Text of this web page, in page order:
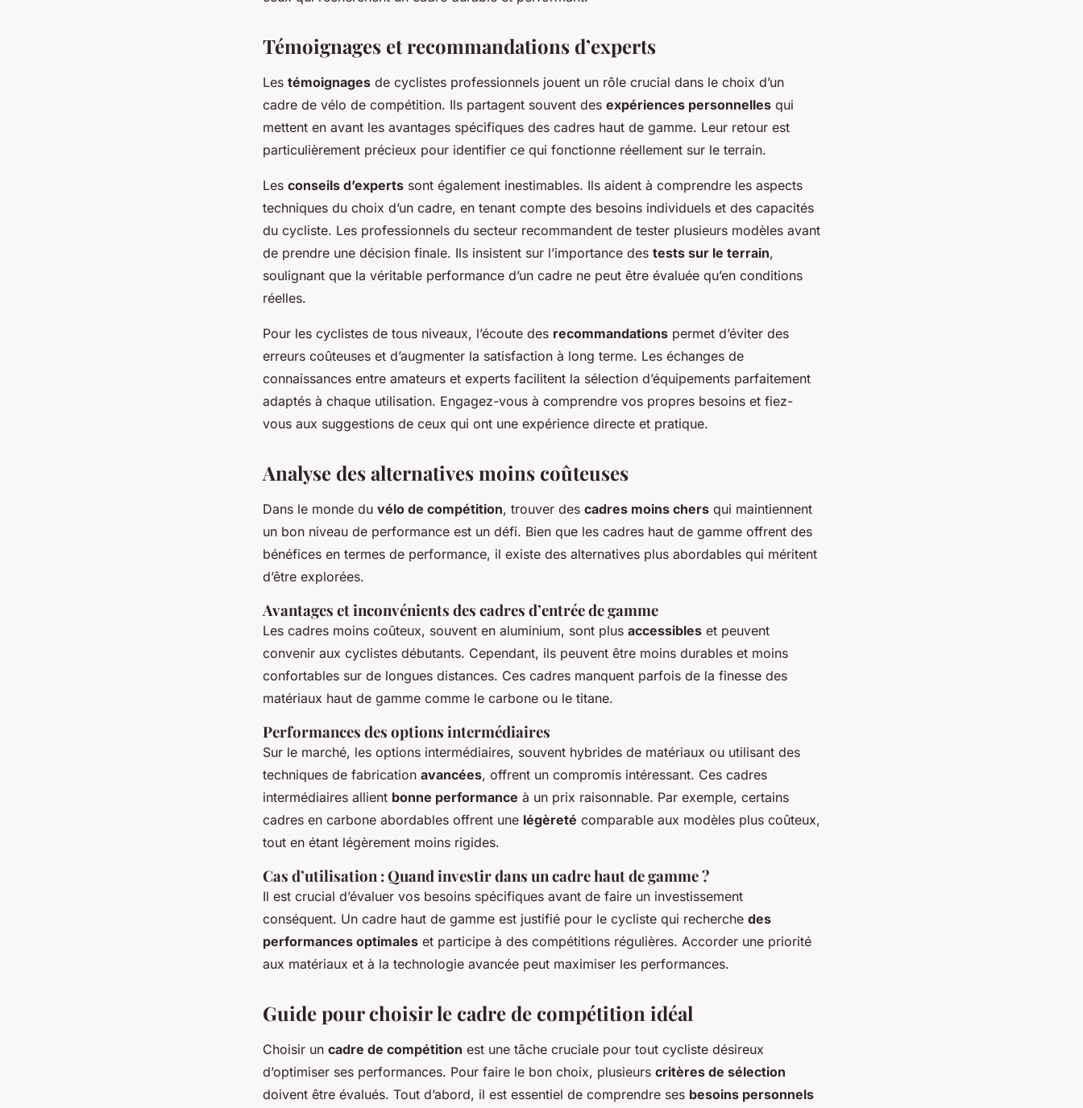
Témoignages et recommandations d’experts
Les témoignages de cyclistes professionnels jouent un rôle crucial dans le choix d’un
cadre de vélo de compétition. Ils partagent souvent des expériences personnelles qui
mettent en avant les avantages spécifiques des cadres haut de gamme. Leur retour est
particulièrement précieux pour identifier ce qui fonctionne réellement sur le terrain.
Les conseils d’experts sont également inestimables. Ils aident à comprendre les aspects
techniques du choix d’un cadre, en tenant compte des besoins individuels et des capacités
du cycliste. Les professionnels du secteur recommandent de tester plusieurs modèles avant
de prendre une décision finale. Ils insistent sur l’importance des tests sur le terrain,
soulignant que la véritable performance d’un cadre ne peut être évaluée qu’en conditions
réelles.
Pour les cyclistes de tous niveaux, l’écoute des recommandations permet d’éviter des
erreurs coûteuses et d’augmenter la satisfaction à long terme. Les échanges de
connaissances entre amateurs et experts facilitent la sélection d’équipements parfaitement
adaptés à chaque utilisation. Engagez-vous à comprendre vos propres besoins et fiez-
vous aux suggestions de ceux qui ont une expérience directe et pratique.
Analyse des alternatives moins coûteuses
Dans le monde du vélo de compétition, trouver des cadres moins chers qui maintiennent
un bon niveau de performance est un défi. Bien que les cadres haut de gamme offrent des
bénéfices en termes de performance, il existe des alternatives plus abordables qui méritent
d’être explorées.
Avantages et inconvénients des cadres d’entrée de gamme
Les cadres moins coûteux, souvent en aluminium, sont plus accessibles et peuvent
convenir aux cyclistes débutants. Cependant, ils peuvent être moins durables et moins
confortables sur de longues distances. Ces cadres manquent parfois de la finesse des
matériaux haut de gamme comme le carbone ou le titane.
Performances des options intermédiaires
Sur le marché, les options intermédiaires, souvent hybrides de matériaux ou utilisant des
techniques de fabrication avancées, offrent un compromis intéressant. Ces cadres
intermédiaires allient bonne performance à un prix raisonnable. Par exemple, certains
cadres en carbone abordables offrent une légèreté comparable aux modèles plus coûteux,
tout en étant légèrement moins rigides.
Cas d’utilisation : Quand investir dans un cadre haut de gamme ?
Il est crucial d’évaluer vos besoins spécifiques avant de faire un investissement
conséquent. Un cadre haut de gamme est justifié pour le cycliste qui recherche des
performances optimales et participe à des compétitions régulières. Accorder une priorité
aux matériaux et à la technologie avancée peut maximiser les performances.
Guide pour choisir le cadre de compétition idéal
Choisir un cadre de compétition est une tâche cruciale pour tout cycliste désireux
d’optimiser ses performances. Pour faire le bon choix, plusieurs critères de sélection
doivent être évalués. Tout d’abord, il est essentiel de comprendre ses besoins personnels